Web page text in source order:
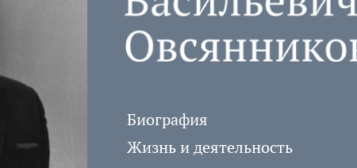
Биография
Жизнь и деятельность